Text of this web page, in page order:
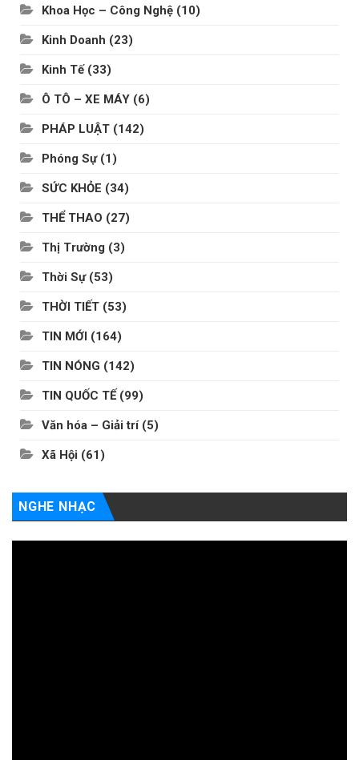
Khoa Học – Công Nghệ (10)
Kinh Doanh (23)
Kinh Tế(33)
Ô TÔ – XE MÁY (6)
PHÁP LUẬT (142)
Phóng Sự(1)
SỨC KHỎE (34)
THỂ THAO (27)
Thị Trường (3)
Thời Sự(53)
THỜI TIẾT (53)
TIN MỚI (164)
TIN NÓNG (142)
TIN QUỐC TẾ (99)
Văn hóa – Giải trí(5)
Xã Hội (61)
NGHE NHẠC